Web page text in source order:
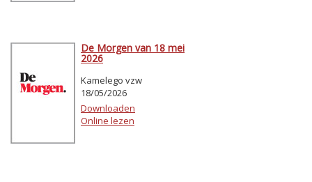
De Morgen van 18 mei
2026
Kamelego vzw
18/05/2026
Downloaden
Online lezen